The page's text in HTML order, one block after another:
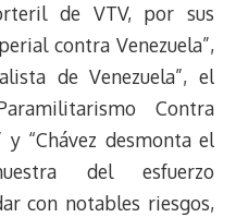
de VTV, por sus
contra Venezuela”,
de Venezuela”, el
Contra
y “Chávez desmonta el
del esfuerzo
con notables riesgos,